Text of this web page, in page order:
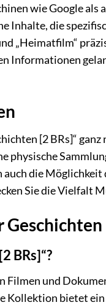
wie Google als
die
„Heimatfilm“
Informationen
[2 BRs]“
die Möglichkeit
Sie die Vielfalt
BRs]“?
Filmen und
Kollektion bietet